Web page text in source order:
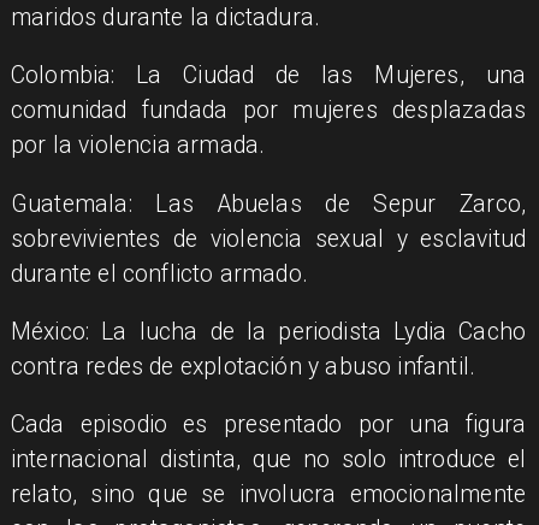
maridos durante la dictadura.​
Colombia: La Ciudad de las Mujeres, una
comunidad fundada por mujeres desplazadas
por la violencia armada.​
Guatemala: Las Abuelas de Sepur Zarco,
sobrevivientes de violencia sexual y esclavitud
durante el conflicto armado.​
México: La lucha de la periodista Lydia Cacho
contra redes de explotación y abuso infantil.
Cada episodio es presentado por una figura
internacional distinta, que no solo introduce el
relato, sino que se involucra emocionalmente